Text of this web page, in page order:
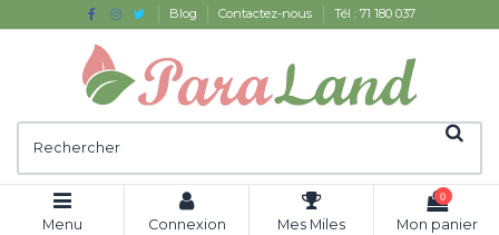
Blog Contactez-nous Tél : 71 180 037
Menu Connexion Mes Miles
0
Mon panier